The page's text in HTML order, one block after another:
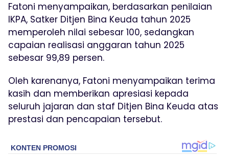
Fatoni menyampaikan, berdasarkan penilaian
IKPA, Satker Ditjen Bina Keuda tahun 2025
memperoleh nilai sebesar 100, sedangkan
capaian realisasi anggaran tahun 2025
sebesar 99,89 persen.
Oleh karenanya, Fatoni menyampaikan terima
kasih dan memberikan apresiasi kepada
seluruh jajaran dan staf Ditjen Bina Keuda atas
prestasi dan pencapaian tersebut.